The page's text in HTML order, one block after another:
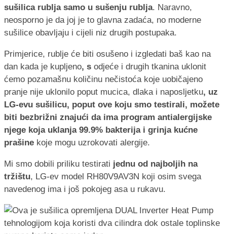
sušilica rublja samo u sušenju rublja. Naravno,
neosporno je da joj je to glavna zadaća, no moderne
sušilice obavljaju i cijeli niz drugih postupaka.
Primjerice, rublje će biti osušeno i izgledati baš kao na
dan kada je kupljeno, s odjeće i drugih tkanina uklonit
ćemo pozamašnu količinu nečistoća koje uobičajeno
pranje nije uklonilo poput mucica, dlaka i naposljetku, uz
LG-evu sušilicu, poput ove koju smo testirali, možete
biti bezbrižni znajući da ima program antialergijske
njege koja uklanja 99.9% bakterija i grinja kućne
prašine koje mogu uzrokovati alergije.
Mi smo dobili priliku testirati jednu od najboljih na
tržištu, LG-ev model RH80V9AV3N koji osim svega
navedenog ima i još pokojeg asa u rukavu.